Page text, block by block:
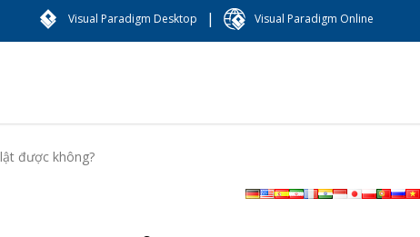
Visual Paradigm Desktop | Visual Paradigm Online
được không?